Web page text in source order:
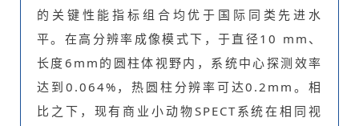
的关键性能指标组合均优于国际同类先进水
平。在高分辨率成像模式下，于直径10 mm、
长度6mm的圆柱体视野内，系统中心探测效率
达到0.064%，热圆柱分辨率可达0.2mm。相
比之下，现有商业小动物SPECT系统在相同视